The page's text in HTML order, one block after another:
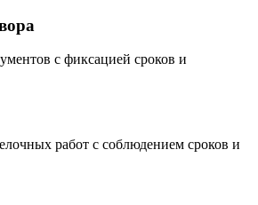
с фиксацией сроков и
работ с соблюдением сроков и